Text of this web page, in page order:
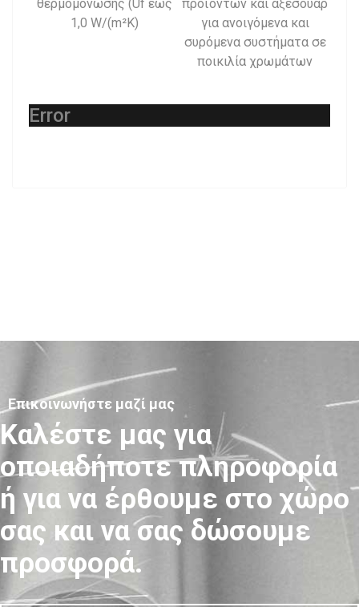
θερμομόνωσης (Uf έως
1,0 W/(m²K)
προϊόντων και αξεσουάρ
για ανοιγόμενα και
συρόμενα συστήματα σε
ποικιλία χρωμάτων
Error
Επικοινωνήστε μαζί μας
Καλέστε μας για
οποιαδήποτε πληροφορία
ή για να έρθουμε στο χώρο
σας και να σας δώσουμε
προσφορά.